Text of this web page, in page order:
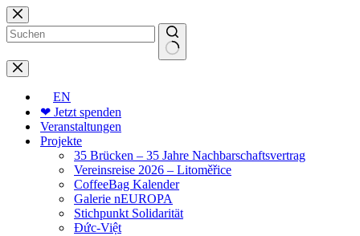
Zum
Inhalt
springen
Keine
Ergebnisse
EN
❤ Jetzt spenden
Veranstaltungen
Projekte
35 Brücken – 35 Jahre Nachbarschaftsvertrag
Vereinsreise 2026 – Litoměřice
CoffeeBag Kalender
Galerie nEUROPA
Stichpunkt Solidarität
Đức-Việt